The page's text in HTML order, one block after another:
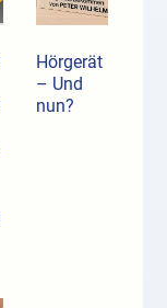
Hörgerät
– Und
nun?